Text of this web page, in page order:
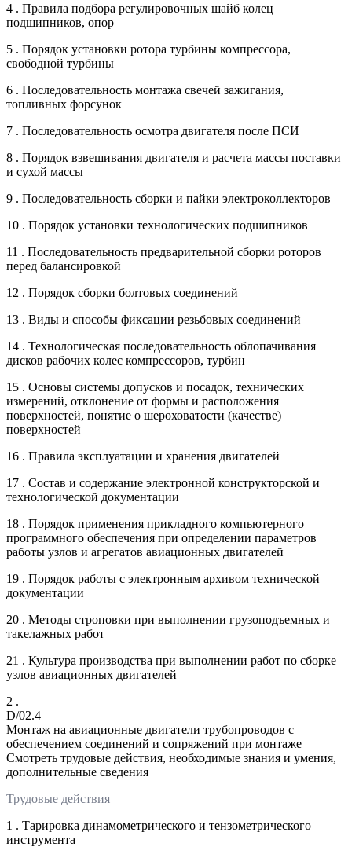
4 . Правила подбора регулировочных шайб колец
подшипников, опор
5 . Порядок установки ротора турбины компрессора,
свободной турбины
6 . Последовательность монтажа свечей зажигания,
топливных форсунок
7 . Последовательность осмотра двигателя после ПСИ
8 . Порядок взвешивания двигателя и расчета массы поставки
и сухой массы
9 . Последовательность сборки и пайки электроколлекторов
10 . Порядок установки технологических подшипников
11 . Последовательность предварительной сборки роторов
перед балансировкой
12 . Порядок сборки болтовых соединений
13 . Виды и способы фиксации резьбовых соединений
14 . Технологическая последовательность облопачивания
дисков рабочих колес компрессоров, турбин
15 . Основы системы допусков и посадок, технических
измерений, отклонение от формы и расположения
поверхностей, понятие о шероховатости (качестве)
поверхностей
16 . Правила эксплуатации и хранения двигателей
17 . Состав и содержание электронной конструкторской и
технологической документации
18 . Порядок применения прикладного компьютерного
программного обеспечения при определении параметров
работы узлов и агрегатов авиационных двигателей
19 . Порядок работы с электронным архивом технической
документации
20 . Методы строповки при выполнении грузоподъемных и
такелажных работ
21 . Культура производства при выполнении работ по сборке
узлов авиационных двигателей
2 .
D/02.4
Монтаж на авиационные двигатели трубопроводов с
обеспечением соединений и сопряжений при монтаже
Смотреть трудовые действия, необходимые знания и умения,
дополнительные сведения
Трудовые действия
1 . Тарировка динамометрического и тензометрического
инструмента